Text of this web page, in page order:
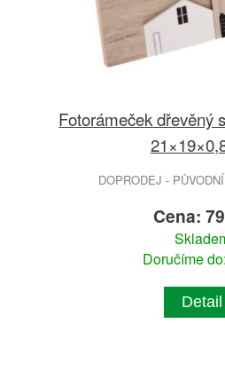
Fotorámeček dřevěný
DOPRODEJ -
Cena:
Doručíme
Detail